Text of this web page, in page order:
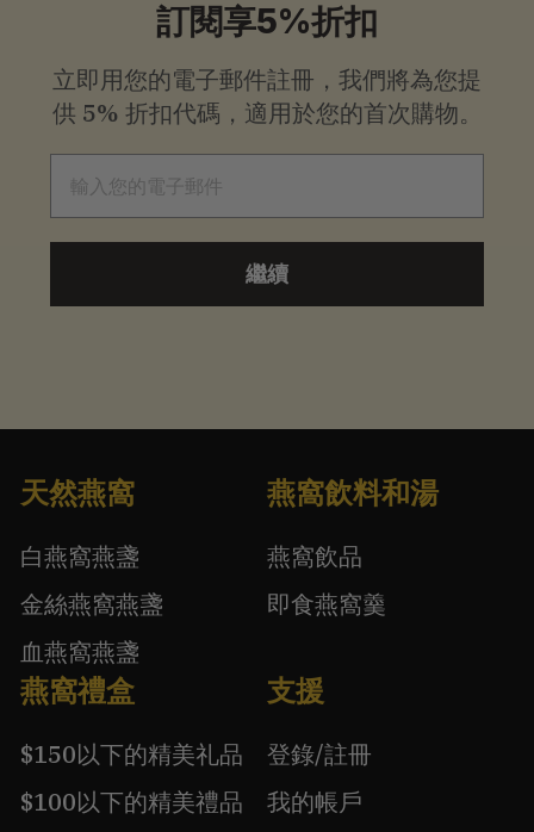
訂閱享5%折扣
立即用您的電子郵件註冊，我們將為您提
供 5% 折扣代碼，適用於您的首次購物。
繼續
天然燕窩
白燕窩燕盞
金絲燕窩燕盞
血燕窩燕盞
燕窩飲料和湯
燕窩飲品
即食燕窩羹
燕窩禮盒
$150以下的精美礼品
$100以下的精美禮品
支援
登錄/註冊
我的帳戶